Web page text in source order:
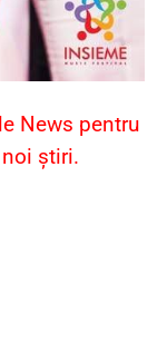
News pentru
știri.